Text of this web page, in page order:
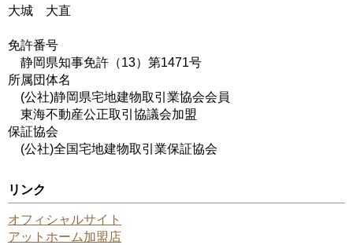
大城 大直
免許番号
静岡県知事免許（13）第1471号
所属団体名
(公社)静岡県宅地建物取引業協会会員
東海不動産公正取引協議会加盟
保証協会
(公社)全国宅地建物取引業保証協会
リンク
オフィシャルサイト
アットホーム加盟店